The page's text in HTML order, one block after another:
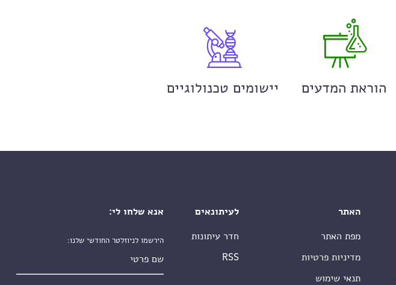
הוראת המדעים יישומים טכנולוגיים
האתר
מפת האתר
מדיניות פרטיות
תנאי שימוש
לעיתונאים
חדר עיתונות
RSS
אנא שלחו לי:
הירשמו לניוזלטר החודשי שלנו: